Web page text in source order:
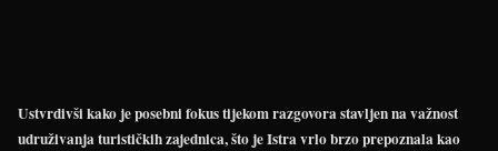
Ustvrdivši kako je posebni fokus tijekom razgovora stavljen na važnost
udruživanja turističkih zajednica, što je Istra vrlo brzo prepoznala kao